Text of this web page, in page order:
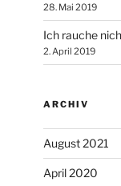
28. Mai 2019
Ich rauche
2. April 2019
ARCHIV
August 2021
April 2020